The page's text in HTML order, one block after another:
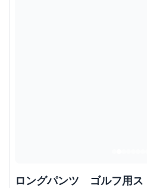
ロングパンツ ゴルフ用ス